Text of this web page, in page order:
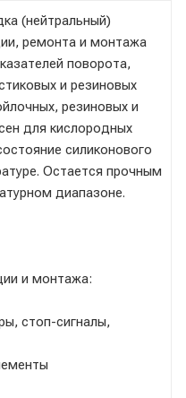
(нейтральный)
ремонта и монтажа
поворота,
и резиновых
резиновых и
для кислородных
силиконового
Остается прочным
диапазоне.
и монтажа:
стоп-сигналы,